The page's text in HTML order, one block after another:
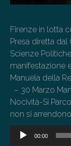
Firenze in lotta
Presa diretta
Scienze
manifestazione
Manuela della
– 30 Marzo
Nocività-Si
non si
Audio
00:00